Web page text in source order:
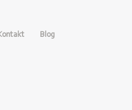
Blog